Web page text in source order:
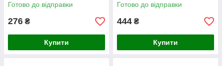
Готово до відправки
276 ₴
Купити
Готово до відправки
444 ₴
Купити